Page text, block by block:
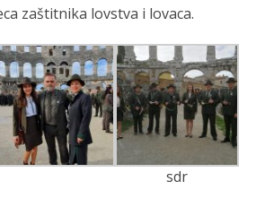
zaštitnika lovstva i lovaca.
sdr